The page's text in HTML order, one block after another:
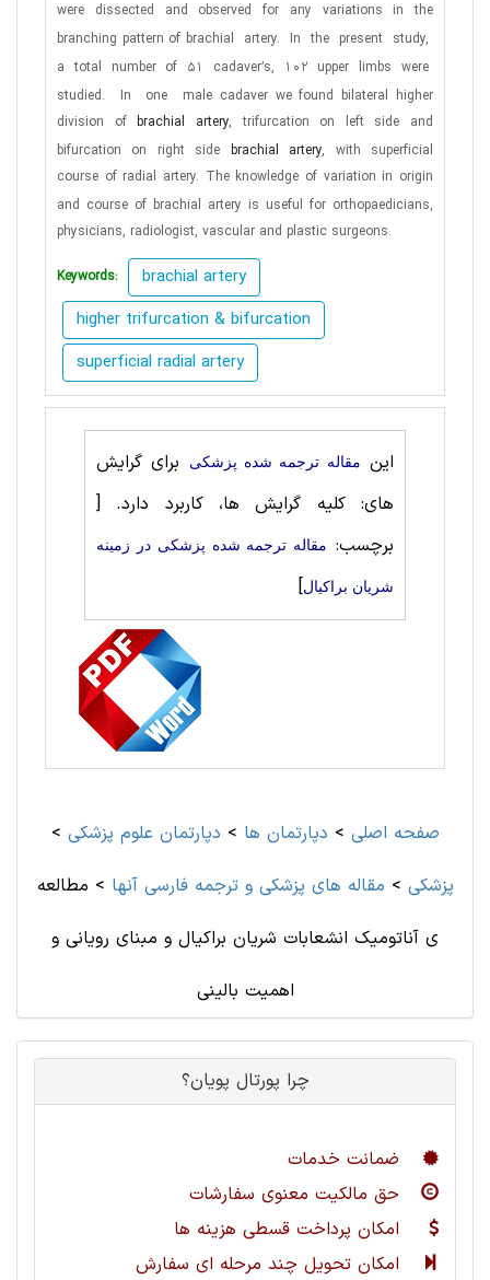
were dissected and observed for any variations in the
branching pattern of brachial artery. In the present
study,
a total number of 51 cadaver’s, 102 upper limbs were
studied.
In one male cadaver we found bilateral higher
division ofbrachial artery, trifurcation on left side and
bifurcation on right side brachial artery, with superficial
course of radial artery. The knowledge of variation in origin
and course of brachial artery is useful for orthopaedicians,
physicians, radiologist, vascular and plastic surgeons.
Keywords:
brachial artery
higher trifurcation & bifurcation
superficial radial artery
این مقاله ترجمه شده پزشکی
برای گرایش
های: کلیه گرایش ها، کاربرد دارد. [
برچسب: مقاله ترجمه شده پزشکی در زمینه
شریان براکیال]
صفحه اصلی > دپارتمان ها > دپارتمان علوم پزشكی >
پزشکی > مقاله های پزشکی و ترجمه فارسی آنها > مطالعه
ی آناتومیک انشعابات شریان براکیال و مبنای رویانی و
اهمیت بالینی
چرا پورتال پویان؟
ضمانت خدمات
حق مالکیت معنوی سفارشات
امکان پرداخت قسطی هزینه ها
امکان تحویل چند مرحله ای سفارش